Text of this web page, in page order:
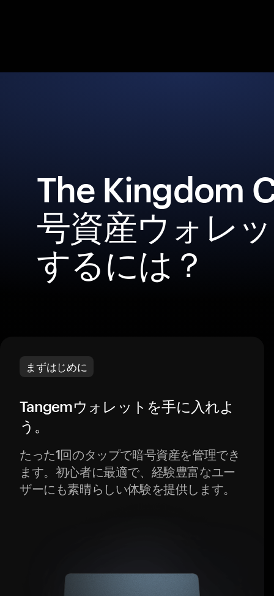
The Kingdom
号資産ウォレ
するには？
まずはじめに
Tangemウォレットを手に入れよ
う。
たった1回のタップで暗号資産を管理でき
ます。初心者に最適で、経験豊富なユー
ザーにも素晴らしい体験を提供します。